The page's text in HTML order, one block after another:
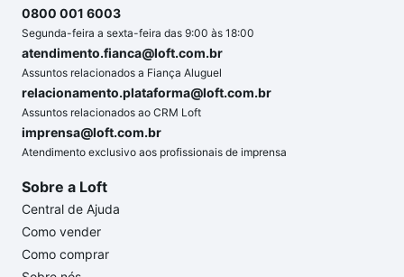
0800 001 6003
Segunda-feira a sexta-feira das 9:00 às 18:00
atendimento.fianca@loft.com.br
Assuntos relacionados a Fiança Aluguel
relacionamento.plataforma@loft.com.br
Assuntos relacionados ao CRM Loft
imprensa@loft.com.br
Atendimento exclusivo aos profissionais de imprensa
Sobre a Loft
Central de Ajuda
Como vender
Como comprar